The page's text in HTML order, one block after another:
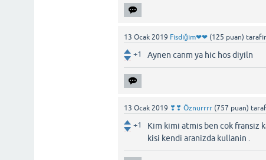
13 Ocak 2019 Fısdığım❤❤ (125 puan)
+1 Aynen canm ya hic hos diyiln
13 Ocak 2019 ❣❣ Öznurrrr (757 puan)
+1
Kim kimi atmis ben cok fransiz
kisi kendi aranizda kullanin .